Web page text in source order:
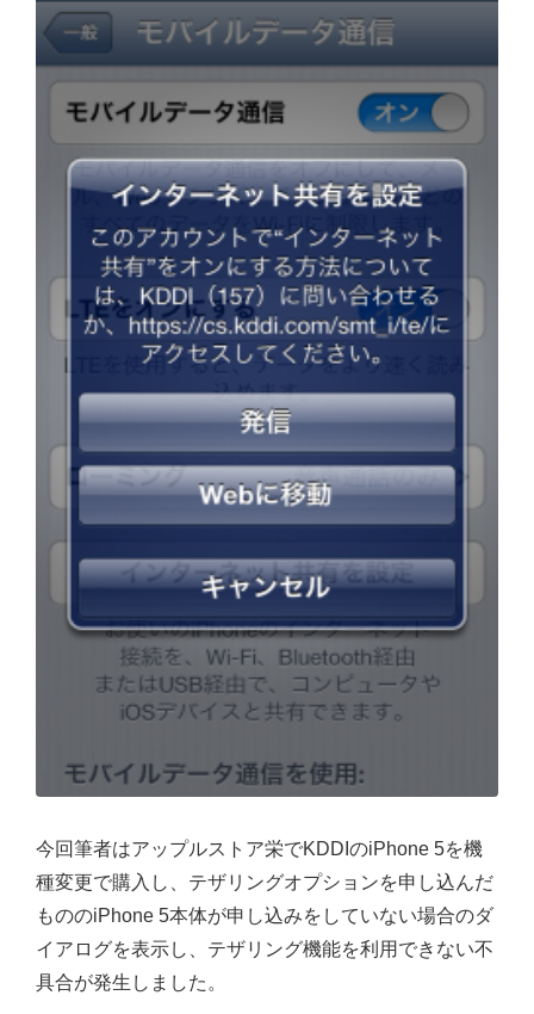
今回筆者はアップルストア栄でKDDIのiPhone 5を機
種変更で購入し、テザリングオプションを申し込んだ
もののiPhone 5本体が申し込みをしていない場合のダ
イアログを表示し、テザリング機能を利用できない不
具合が発生しました。